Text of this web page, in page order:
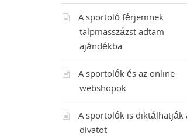
A sportoló férjemnek
talpmasszázst adtam
ajándékba
A sportolók és az online
webshopok
A sportolók is diktálhatják
divatot